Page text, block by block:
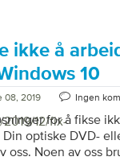
du er på ferie
kan lure […]
12/fix-
ikke å
10
08, 2019 Ingen
for å fikse
optiske DVD-
oss. Noen av oss